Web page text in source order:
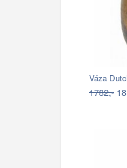
Váza
1782,-